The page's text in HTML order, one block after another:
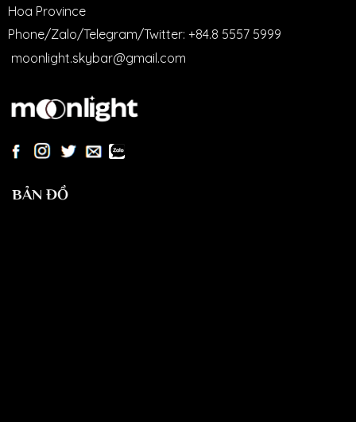
Hoa Province
Phone/Zalo/Telegram/Twitter: +84.8 5557 5999
moonlight.skybar@gmail.com
BẢN ĐỒ